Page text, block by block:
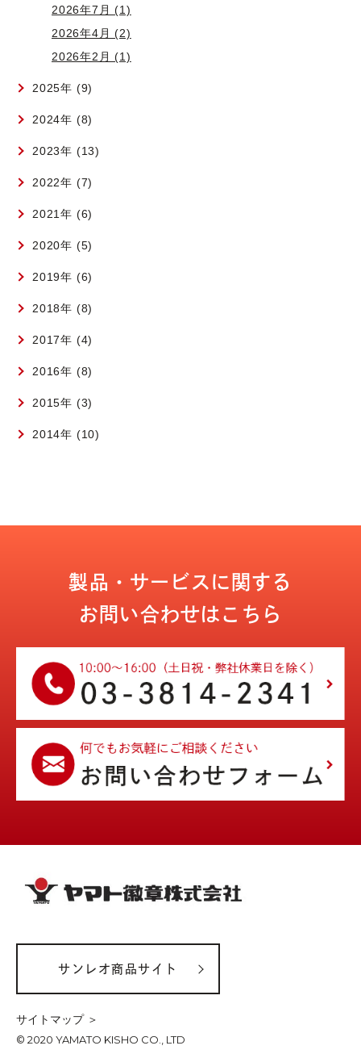
2026年7月 (1)
2026年4月 (2)
2026年2月 (1)
2025年 (9)
2024年 (8)
2023年 (13)
2022年 (7)
2021年 (6)
2020年 (5)
2019年 (6)
2018年 (8)
2017年 (4)
2016年 (8)
2015年 (3)
2014年 (10)
製品・サービスに関する
お問い合わせはこちら
サンレオ商品サイト
サイトマップ ＞
© 2020 YAMATO KISHO CO., LTD